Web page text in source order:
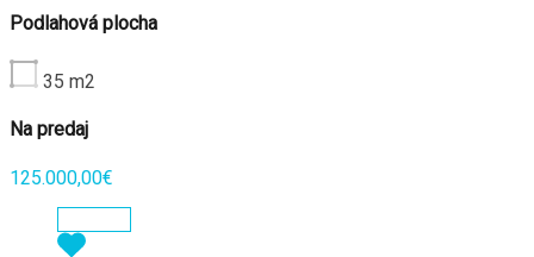
Podlahová plocha
35 m2
Na predaj
125.000,00€